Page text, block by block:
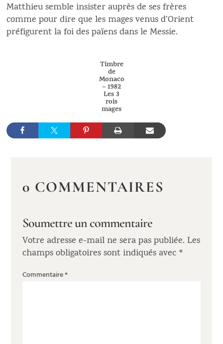
Matthieu semble insister auprès de ses frères
comme pour dire que les mages venus d’Orient
préfigurent la foi des païens dans le Messie.
Timbre
de
Monaco
– 1982
Les 3
rois
mages
0 COMMENTAIRES
Soumettre un commentaire
Votre adresse e-mail ne sera pas publiée. Les
champs obligatoires sont indiqués avec *
Commentaire*